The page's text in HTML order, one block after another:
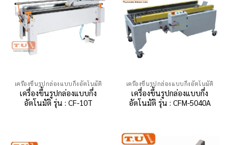
เครื่องขึ้นรูปกล่องแบบกึ่งอัตโนมัติ
เครื่องขึ้นรูปกล่องแบบกึ่ง
อัตโนมัติ รุ่น : CF-10T
เครื่องขึ้นรูปกล่องแบบกึ่งอัตโนมัติ
เครื่องขึ้นรูปกล่องแบบกึ่ง
อัตโนมัติ รุ่น : CFM-5040A